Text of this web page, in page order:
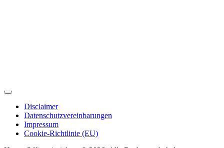
Disclaimer
Datenschutzvereinbarungen
Impressum
Cookie-Richtlinie (EU)